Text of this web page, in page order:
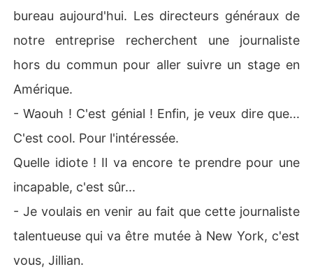
bureau aujourd'hui. Les directeurs généraux de
notre entreprise recherchent une journaliste
hors du commun pour aller suivre un stage en
Amérique.
- Waouh ! C'est génial ! Enfin, je veux dire que...
C'est cool. Pour l'intéressée.
Quelle idiote ! Il va encore te prendre pour une
incapable, c'est sûr...
- Je voulais en venir au fait que cette journaliste
talentueuse qui va être mutée à New York, c'est
vous, Jillian.